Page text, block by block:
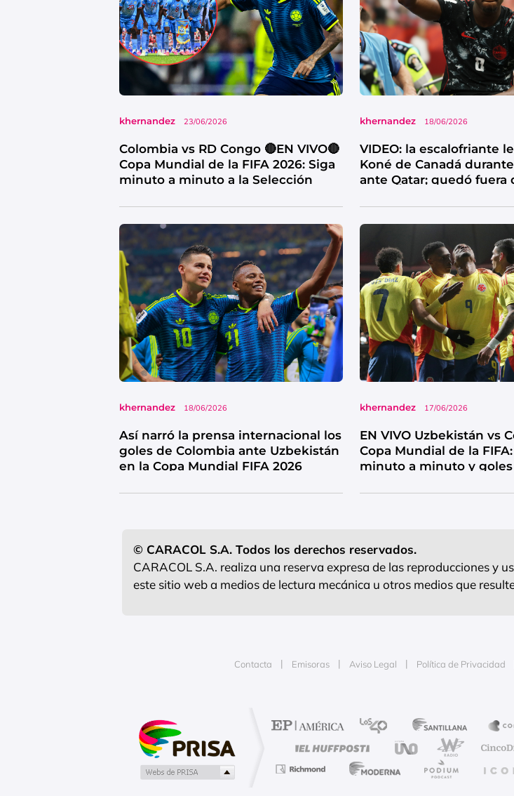
khernandez 23/06/2026
Colombia vs RD Congo 🔴EN VIVO🔴
Copa Mundial de la FIFA 2026: Siga
minuto a minuto a la Selección
khernandez 18/06/2026
VIDEO: la escalofriante
Koné de Canadá
ante Qatar; quedó fuera
khernandez 18/06/2026
Así narró la prensa internacional los
goles de Colombia ante Uzbekistán
en la Copa Mundial FIFA 2026
khernandez 17/06/2026
EN VIVO Uzbekistán vs
Copa Mundial de la
minuto a minuto y goles
© CARACOL S.A. Todos los derechos reservados.
CARACOL S.A. realiza una reserva expresa de las reproducciones y
este sitio web a medios de lectura mecánica u otros medios que
Contacta Emisoras Aviso Legal Política de Privacidad